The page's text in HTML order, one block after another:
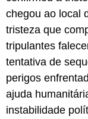
chegou ao local
tristeza que
tripulantes
tentativa de
perigos
ajuda
instabilidade